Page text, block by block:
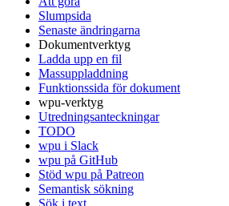
Slumpsida
Senaste ändringarna
Dokumentverktyg
Ladda upp en fil
Massuppladdning
Funktionssida för dokument
wpu-verktyg
Utredningsanteckningar
TODO
wpu i Slack
wpu på GitHub
Stöd wpu på Patreon
Semantisk sökning
Sök i text